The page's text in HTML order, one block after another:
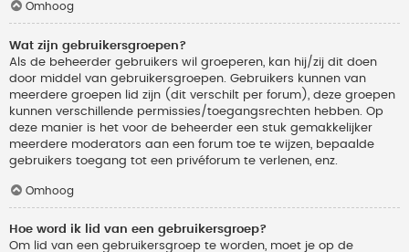
Omhoog
Wat zijn gebruikersgroepen?
Als de beheerder gebruikers wil groeperen, kan hij/zij dit doen
door middel van gebruikersgroepen. Gebruikers kunnen van
meerdere groepen lid zijn (dit verschilt per forum), deze groepen
kunnen verschillende permissies/toegangsrechten hebben. Op
deze manier is het voor de beheerder een stuk gemakkelijker
meerdere moderators aan een forum toe te wijzen, bepaalde
gebruikers toegang tot een privéforum te verlenen, enz.
Omhoog
Hoe word ik lid van een gebruikersgroep?
Om lid van een gebruikersgroep te worden, moet je op de